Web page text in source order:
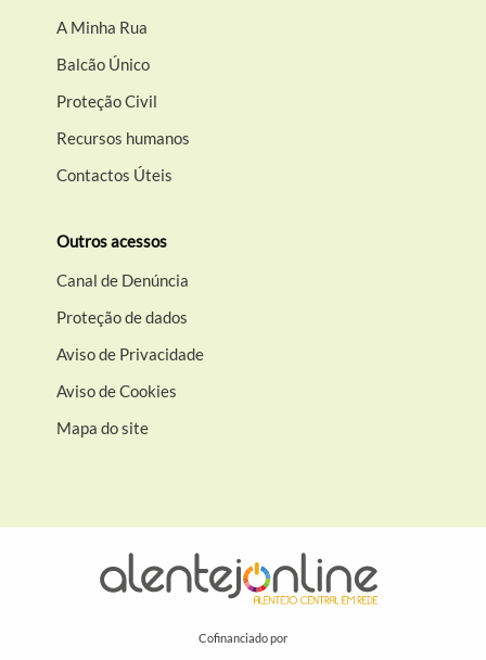
A Minha Rua
Balcão Único
Proteção Civil
Recursos humanos
Contactos Úteis
Outros acessos
Canal de Denúncia
Proteção de dados
Aviso de Privacidade
Aviso de Cookies
Mapa do site
Cofinanciado por